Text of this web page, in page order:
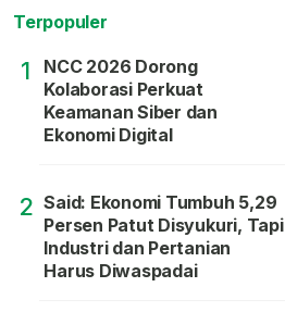
Terpopuler
1
NCC 2026 Dorong
Kolaborasi Perkuat
Keamanan Siber dan
Ekonomi Digital
2 Said: Ekonomi Tumbuh 5,29
Persen Patut Disyukuri, Tapi
Industri dan Pertanian
Harus Diwaspadai